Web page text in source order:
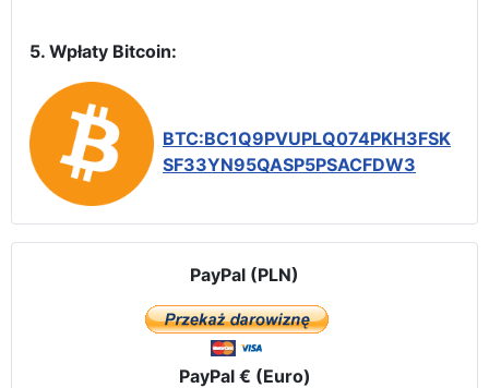
5. Wpłaty Bitcoin:
BTC:BC1Q9PVUPLQ074PKH3FSK
SF33YN95QASP5PSACFDW3
PayPal (PLN)
PayPal € (Euro)